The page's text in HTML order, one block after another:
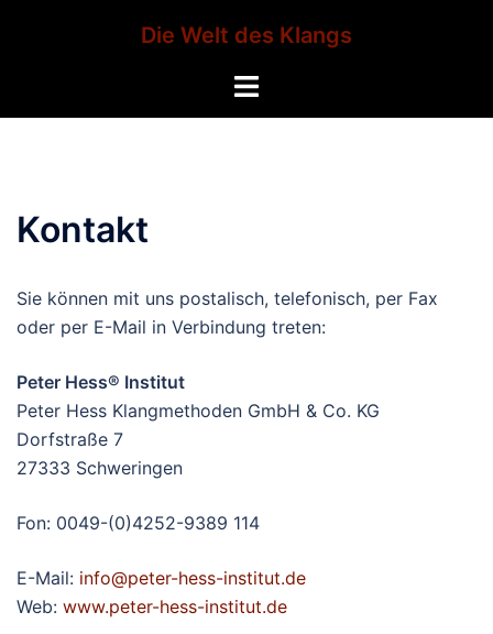
Die Welt des Klangs
Menü
Kontakt
Sie können mit uns postalisch, telefonisch, per Fax
oder per E-Mail in Verbindung treten:
Peter Hess® Institut
Peter Hess Klangmethoden GmbH & Co. KG
Dorfstraße 7
27333 Schweringen
Fon: 0049-(0)4252-9389 114
E-Mail: info@peter-hess-institut.de
Web: www.peter-hess-institut.de